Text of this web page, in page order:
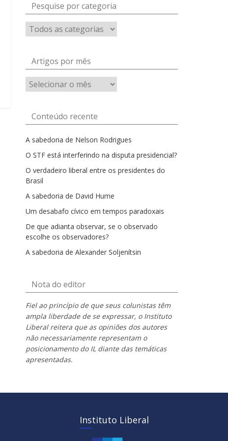
Pesquise por categoria
Artigos por mês
Artigos
por
Conteúdo recente
A sabedoria de Nelson Rodrigues
O STF está interferindo na disputa presidencial?
O verdadeiro liberal entre os presidentes do
Brasil
A sabedoria de David Hume
Um desabafo cívico em tempos paradoxais
De que adianta observar, se o observado
escolhe os observadores?
A sabedoria de Alexander Soljenítsin
Nota do editor
Fiel ao princípio de que seus colunistas têm
ampla liberdade de se expressar, o Instituto
Liberal reitera que as opiniões dos autores
não necessariamente representam o
posicionamento do IL diante das temáticas
apresentadas.
Instituto Liberal